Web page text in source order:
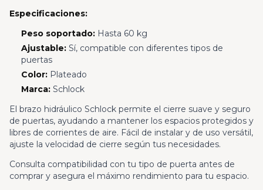
Especificaciones:
Peso soportado:Hasta 60 kg
Ajustable:Sí, compatible con diferentes tipos de
puertas
Color:Plateado
Marca:Schlock
El brazo hidráulico Schlock permite el cierre suave y seguro
de puertas, ayudando a mantener los espacios protegidos y
libres de corrientes de aire. Fácil de instalar y de uso versátil,
ajuste la velocidad de cierre según tus necesidades.
Consulta compatibilidad con tu tipo de puerta antes de
comprar y asegura el máximo rendimiento para tu espacio.